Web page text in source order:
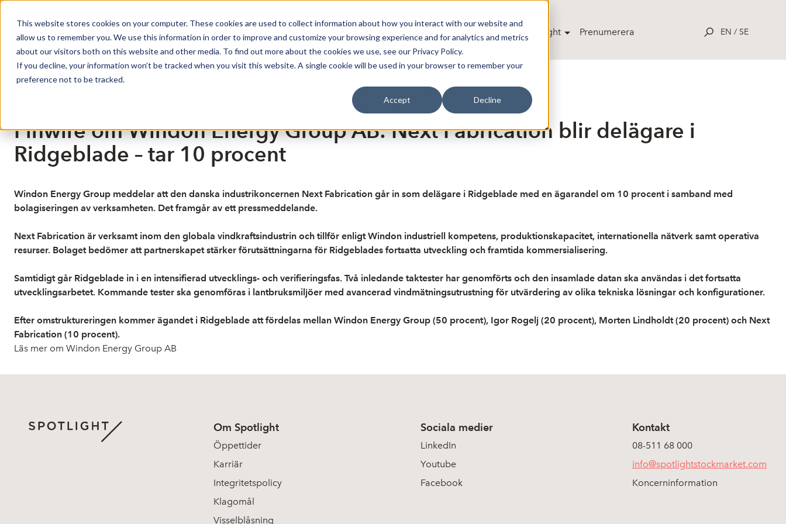
This website stores cookies on your computer. These cookies are used to collect information about how you interact with our website and
allow us to remember you. We use this information in order to improve and customize your browsing experience and for analytics and metrics
about our visitors both on this website and other media. To find out more about the cookies we use, see our Privacy Policy.
If you decline, your information won’t be tracked when you visit this website. A single cookie will be used in your browser to remember your
preference not to be tracked.
Accept Decline
Om Spotlight Prenumerera EN / SE
Publicerat: 2026-06-05 11:08:25
Finwire om Windon Energy Group AB: Next Fabrication blir delägare i
Ridgeblade – tar 10 procent
Windon Energy Group meddelar att den danska industrikoncernen Next Fabrication går in som delägare i Ridgeblade med en ägarandel om 10 procent i samband med
bolagiseringen av verksamheten. Det framgår av ett pressmeddelande.
Next Fabrication är verksamt inom den globala vindkraftsindustrin och tillför enligt Windon industriell kompetens, produktionskapacitet, internationella nätverk samt operativa
resurser. Bolaget bedömer att partnerskapet stärker förutsättningarna för Ridgeblades fortsatta utveckling och framtida kommersialisering.
Samtidigt går Ridgeblade in i en intensifierad utvecklings- och verifieringsfas. Två inledande taktester har genomförts och den insamlade datan ska användas i det fortsatta
utvecklingsarbetet. Kommande tester ska genomföras i lantbruksmiljöer med avancerad vindmätningsutrustning för utvärdering av olika tekniska lösningar och konfigurationer.
Efter omstruktureringen kommer ägandet i Ridgeblade att fördelas mellan Windon Energy Group (50 procent), Igor Rogelj (20 procent), Morten Lindholdt (20 procent) och Next
Fabrication (10 procent).
Läs mer om Windon Energy Group AB
Om Spotlight
Öppettider
Karriär
Integritetspolicy
Klagomål
Visselblåsning
Sociala medier
LinkedIn
Youtube
Facebook
Kontakt
08-511 68 000
info@spotlightstockmarket.com
Koncerninformation